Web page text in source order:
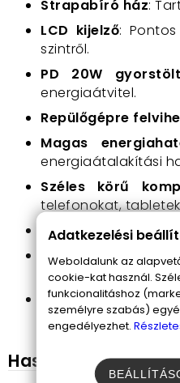
Strapabíró ház:
LCD kijelző:
szintről.
PD 20W
energiaátvitel.
Repülőgépre
Magas
energiaátalakítási
Széles körű
telefonokat,
Két USB port: Két
Több
QC3.0, PD3.0, FCP,
Tartós és luxus
elegáns megjelenés.
Használat:
Adatkezelési
Weboldalunk az
cookie-kat használ.
funkcionalitáshoz
személyre szabás)
engedélyezhet.